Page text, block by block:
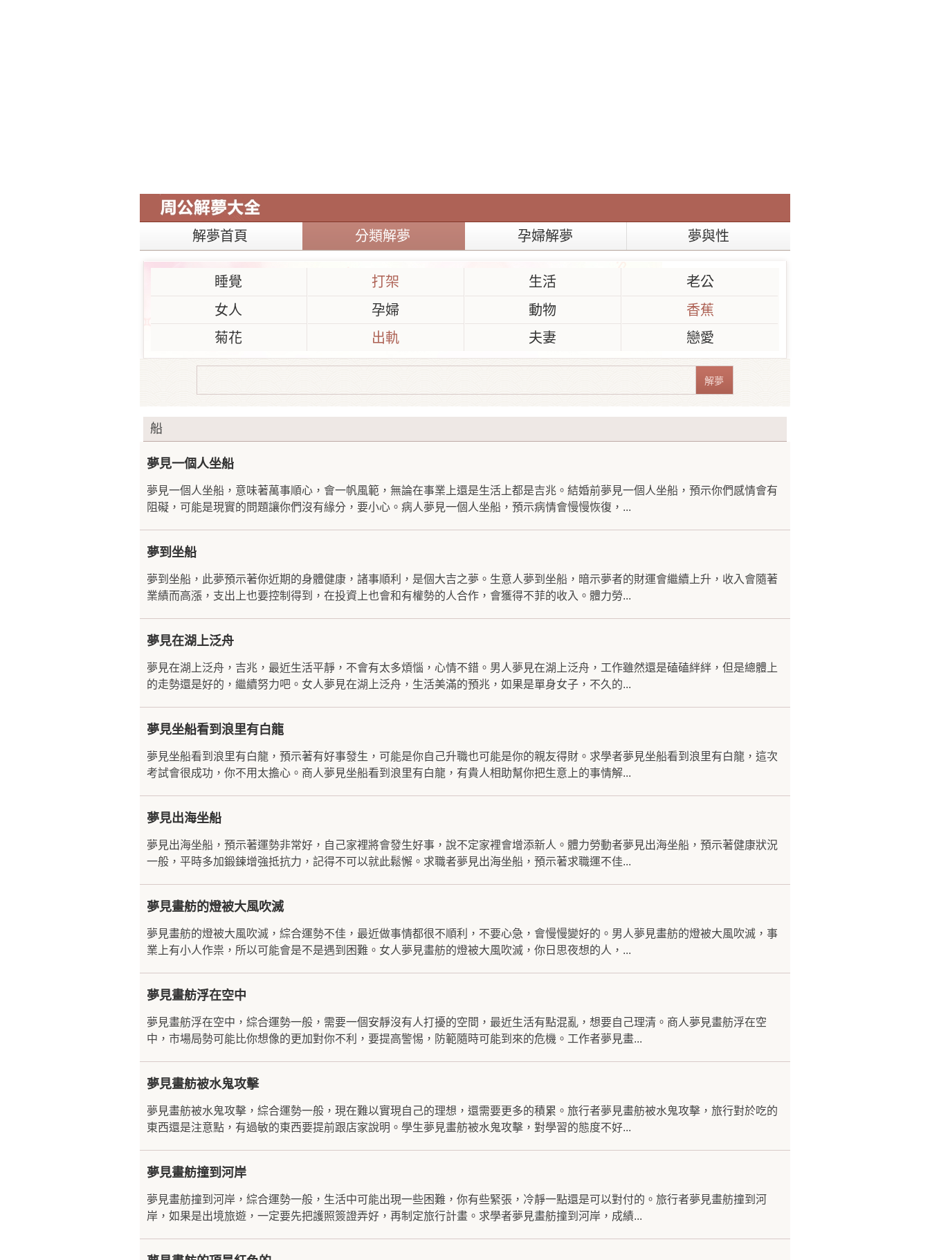
解夢首頁 分類解夢 孕婦解夢 夢與性
睡覺 打架 生活
老公
女人
孕婦 動物
香蕉
菊花
出軌 夫妻 戀愛
船
夢見一個人坐船
夢見一個人坐船，意味著萬事順心，會一帆風範，無論在事業上還是生活上都是吉兆。結婚前夢見一個人坐船，預示你們感情會有
阻礙，可能是現實的問題讓你們沒有緣分，要小心。病人夢見一個人坐船，預示病情會慢慢恢復，...
夢到坐船
夢到坐船，此夢預示著你近期的身體健康，諸事順利，是個大吉之夢。生意人夢到坐船，暗示夢者的財運會繼續上升，收入會隨著
業績而高漲，支出上也要控制得到，在投資上也會和有權勢的人合作，會獲得不菲的收入。體力勞...
夢見在湖上泛舟
夢見在湖上泛舟，吉兆，最近生活平靜，不會有太多煩惱，心情不錯。男人夢見在湖上泛舟，工作雖然還是磕磕絆絆，但是總體上
的走勢還是好的，繼續努力吧。女人夢見在湖上泛舟，生活美滿的預兆，如果是單身女子，不久的...
夢見坐船看到浪里有白龍
夢見坐船看到浪里有白龍，預示著有好事發生，可能是你自己升職也可能是你的親友得財。求學者夢見坐船看到浪里有白龍，這次
考試會很成功，你不用太擔心。商人夢見坐船看到浪里有白龍，有貴人相助幫你把生意上的事情解...
夢見出海坐船
夢見出海坐船，預示著運勢非常好，自己家裡將會發生好事，說不定家裡會增添新人。體力勞動者夢見出海坐船，預示著健康狀況
一般，平時多加鍛鍊增強抵抗力，記得不可以就此鬆懈。求職者夢見出海坐船，預示著求職運不佳...
夢見畫舫的燈被大風吹滅
夢見畫舫的燈被大風吹滅，綜合運勢不佳，最近做事情都很不順利，不要心急，會慢慢變好的。男人夢見畫舫的燈被大風吹滅，事
業上有小人作祟，所以可能會是不是遇到困難。女人夢見畫舫的燈被大風吹滅，你日思夜想的人，...
夢見畫舫浮在空中
夢見畫舫浮在空中，綜合運勢一般，需要一個安靜沒有人打擾的空間，最近生活有點混亂，想要自己理清。商人夢見畫舫浮在空
中，市場局勢可能比你想像的更加對你不利，要提高警惕，防範隨時可能到來的危機。工作者夢見畫...
夢見畫舫被水鬼攻擊
夢見畫舫被水鬼攻擊，綜合運勢一般，現在難以實現自己的理想，還需要更多的積累。旅行者夢見畫舫被水鬼攻擊，旅行對於吃的
東西還是注意點，有過敏的東西要提前跟店家說明。學生夢見畫舫被水鬼攻擊，對學習的態度不好...
夢見畫舫撞到河岸
夢見畫舫撞到河岸，綜合運勢一般，生活中可能出現一些困難，你有些緊張，冷靜一點還是可以對付的。旅行者夢見畫舫撞到河
岸，如果是出境旅遊，一定要先把護照簽證弄好，再制定旅行計畫。求學者夢見畫舫撞到河岸，成績...